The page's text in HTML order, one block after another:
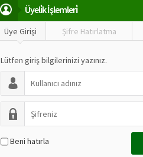
Üyeli̇k İşlemleri̇
Üye Girişi Şifre Hatırlatma
Lütfen giriş bilgilerinizi yazınız.
Beni hatırla